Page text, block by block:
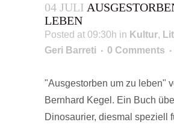
04 JULI
LEBEN
Posted at 09:30h in Kultur,
Geri Barreti
0 Comments
"Ausgestorben um zu leben"
Bernhard Kegel. Ein Buch
Dinosaurier, diesmal speziell